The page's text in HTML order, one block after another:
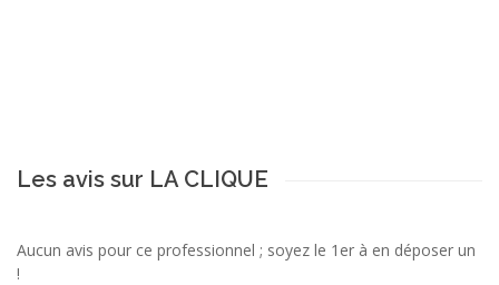
Les avis sur LA CLIQUE
Aucun avis pour ce professionnel ; soyez le 1er à en déposer un
!